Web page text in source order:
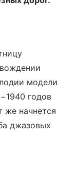
модели
годов
же начнется
джазовых